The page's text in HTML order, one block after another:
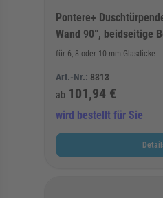
Pontere+
Wand 90°, beidseitige
für 6, 8 oder 10 mm Glasdicke
Art.-Nr.: 8313
ab 101,94 €
wird bestellt für Sie